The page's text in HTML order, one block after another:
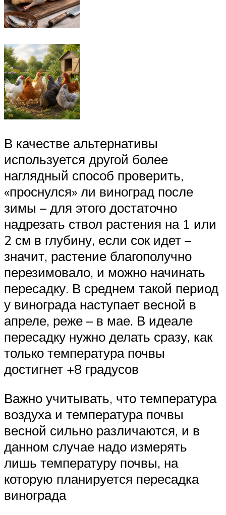
В качестве альтернативы
используется другой более
наглядный способ проверить,
«проснулся» ли виноград после
зимы – для этого достаточно
надрезать ствол растения на 1 или
2 см в глубину, если сок идет –
значит, растение благополучно
перезимовало, и можно начинать
пересадку. В среднем такой период
у винограда наступает весной в
апреле, реже – в мае. В идеале
пересадку нужно делать сразу, как
только температура почвы
достигнет +8 градусов
Важно учитывать, что температура
воздуха и температура почвы
весной сильно различаются, и в
данном случае надо измерять
лишь температуру почвы, на
которую планируется пересадка
винограда